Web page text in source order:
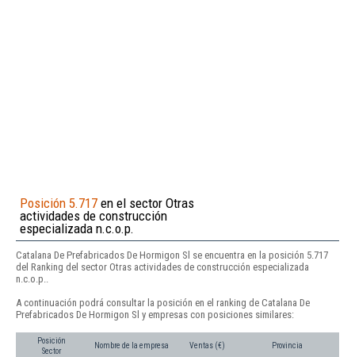
Posición 5.717 en el sector Otras
actividades de construcción
especializada n.c.o.p.
Catalana De Prefabricados De Hormigon Sl se encuentra en la posición 5.717
del Ranking del sector Otras actividades de construcción especializada
n.c.o.p..
A continuación podrá consultar la posición en el ranking de Catalana De
Prefabricados De Hormigon Sl y empresas con posiciones similares:
Posición
Sector
Nombre de la empresa Ventas (€) Provincia